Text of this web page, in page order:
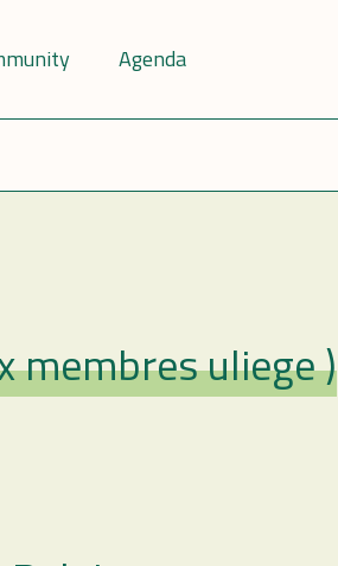
Agenda
membres uliege )